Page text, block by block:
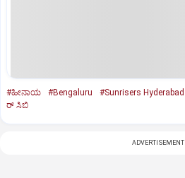
#ಹೀನಾಯ #Bengaluru #Sunrisers Hyderabad
ರ್ ಸಿಬಿ
ADVERTISEMENT